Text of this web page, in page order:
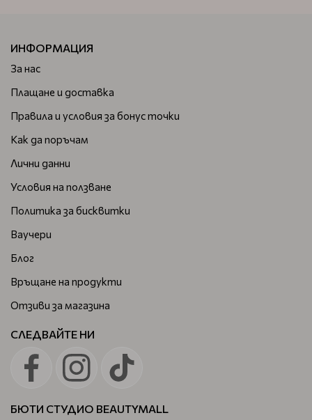
ИНФОРМАЦИЯ
За нас
Плащане и доставка
Правила и условия за бонус точки
Как да поръчам
Лични данни
Условия на ползване
Политика за бисквитки
Ваучери
Блог
Връщане на продукти
Отзиви за магазина
СЛЕДВАЙТЕ НИ
БЮТИ СТУДИО BEAUTYMALL